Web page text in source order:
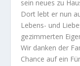
sein neues zu
Dort lebt er nun
Lebens- und
gezimmerten
Wir danken der
Chance auf ein